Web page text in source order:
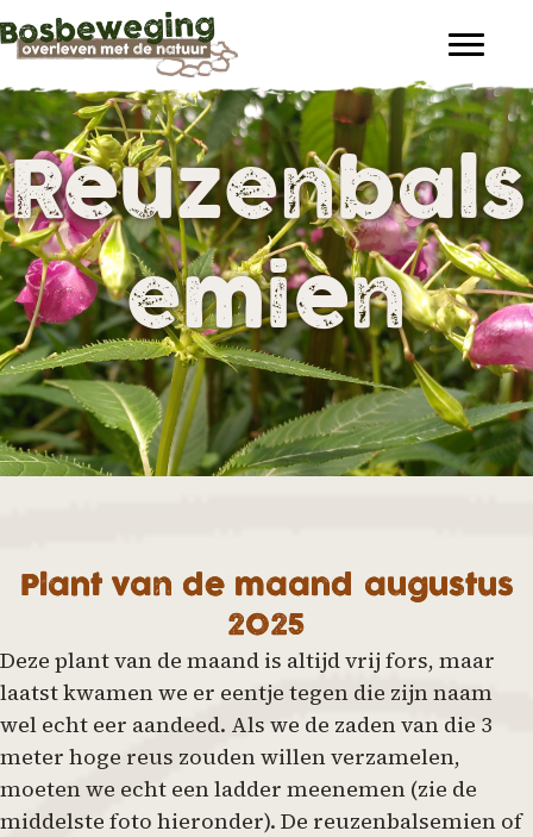
Reuzenbals
emien
Plant van de maand augustus
2025
Deze plant van de maand is altijd vrij fors, maar
laatst kwamen we er eentje tegen die zijn naam
wel echt eer aandeed. Als we de zaden van die 3
meter hoge reus zouden willen verzamelen,
moeten we echt een ladder meenemen (zie de
middelste foto hieronder). De reuzenbalsemien of